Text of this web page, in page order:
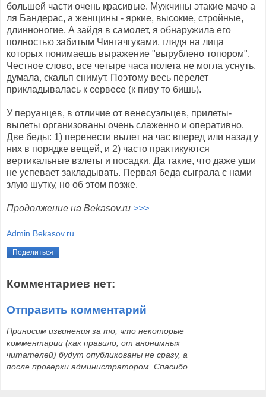
большей части очень красивые. Мужчины этакие мачо а
ля Бандерас, а женщины - яркие, высокие, стройные,
длинноногие. А зайдя в самолет, я обнаружила его
полностью забитым Чингачгуками, глядя на лица
которых понимаешь выражение "вырублено топором".
Честное слово, все четыре часа полета не могла уснуть,
думала, скальп снимут. Поэтому весь перелет
прикладывалась к сервесе (к пиву то бишь).
У перуанцев, в отличие от венесуэльцев, прилеты-
вылеты организованы очень слаженно и оперативно.
Две беды: 1) перенести вылет на час вперед или назад у
них в порядке вещей, и 2) часто практикуются
вертикальные взлеты и посадки. Да такие, что даже уши
не успевает закладывать. Первая беда сыграла с нами
злую шутку, но об этом позже.
Продолжение на Bekasov.ru >>>
Admin Bekasov.ru
Поделиться
Комментариев нет:
Отправить комментарий
Приносим извинения за то, что некоторые
комментарии (как правило, от анонимных
читателей) будут опубликованы не сразу, а
после проверки администратором. Спасибо.